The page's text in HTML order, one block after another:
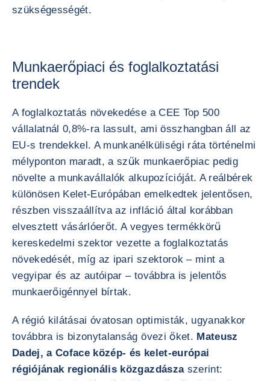
szükségességét.
Munkaerőpiaci és foglalkoztatási
trendek
A foglalkoztatás növekedése a CEE Top 500
vállalatnál 0,8%-ra lassult, ami összhangban áll az
EU-s trendekkel. A munkanélküliségi ráta történelmi
mélyponton maradt, a szűk munkaerőpiac pedig
növelte a munkavállalók alkupozícióját. A reálbérek
különösen Kelet-Európában emelkedtek jelentősen,
részben visszaállítva az infláció által korábban
elvesztett vásárlóerőt. A vegyes termékkörű
kereskedelmi szektor vezette a foglalkoztatás
növekedését, míg az ipari szektorok – mint a
vegyipar és az autóipar – továbbra is jelentős
munkaerőigénnyel bírtak.
A régió kilátásai óvatosan optimisták, ugyanakkor
továbbra is bizonytalanság övezi őket. Mateusz
Dadej, a Coface közép- és kelet-európai
régiójának regionális közgazdászaszerint: